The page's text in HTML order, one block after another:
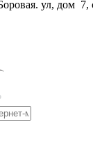
ул, дом 7,